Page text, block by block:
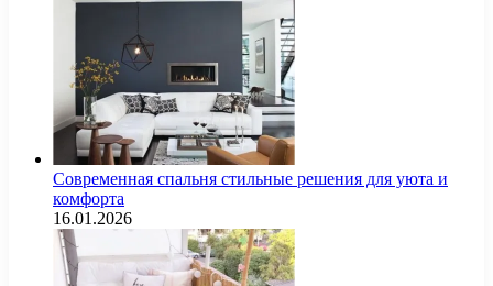
Современная спальня стильные решения для уюта и
комфорта
16.01.2026